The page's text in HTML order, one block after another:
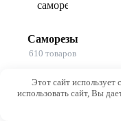
Саморезы
610 товаров
Этот сайт
использовать сайт, Вы